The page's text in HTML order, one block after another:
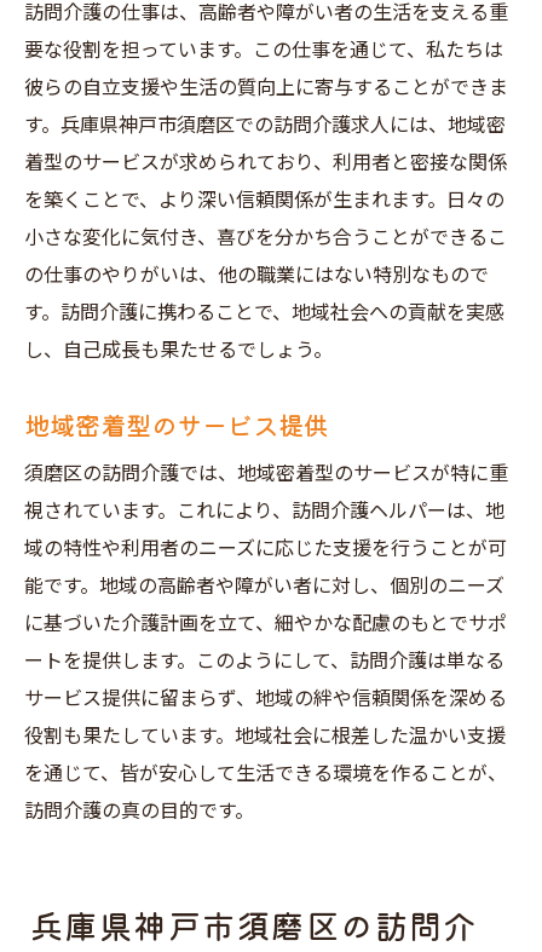
同僚との良好な関係
地域住民からの感謝の声
訪問介護の仕事は、高齢者や障がい者の生活を支える重
要な役割を担っています。この仕事を通じて、私たちは
彼らの自立支援や生活の質向上に寄与することができま
す。兵庫県神戸市須磨区での訪問介護求人には、地域密
着型のサービスが求められており、利用者と密接な関係
を築くことで、より深い信頼関係が生まれます。日々の
小さな変化に気付き、喜びを分かち合うことができるこ
の仕事のやりがいは、他の職業にはない特別なもので
す。訪問介護に携わることで、地域社会への貢献を実感
し、自己成長も果たせるでしょう。
地域密着型のサービス提供
須磨区の訪問介護では、地域密着型のサービスが特に重
視されています。これにより、訪問介護ヘルパーは、地
域の特性や利用者のニーズに応じた支援を行うことが可
能です。地域の高齢者や障がい者に対し、個別のニーズ
に基づいた介護計画を立て、細やかな配慮のもとでサポ
ートを提供します。このようにして、訪問介護は単なる
サービス提供に留まらず、地域の絆や信頼関係を深める
役割も果たしています。地域社会に根差した温かい支援
を通じて、皆が安心して生活できる環境を作ることが、
訪問介護の真の目的です。
兵庫県神戸市須磨区の訪問介